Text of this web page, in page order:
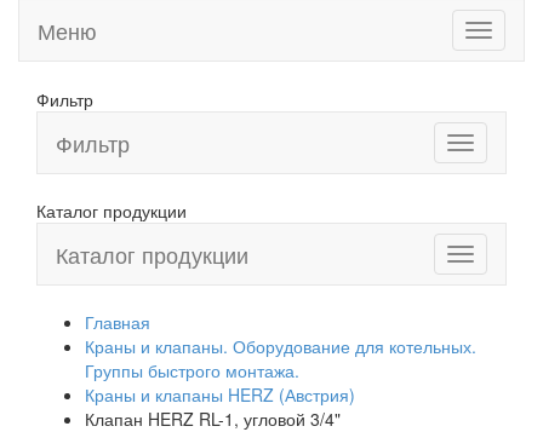
Toggle
Меню
Фильтр
Toggle
navigation
Фильтр
Каталог продукции
Toggle
navigation
Каталог продукции
Главная
Краны и клапаны. Оборудование для котельных.
Группы быстрого монтажа.
Краны и клапаны HERZ (Австрия)
Клапан HERZ RL-1, угловой 3/4"